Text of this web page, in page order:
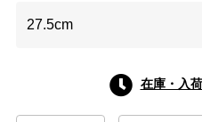
27.5cm
在庫・入